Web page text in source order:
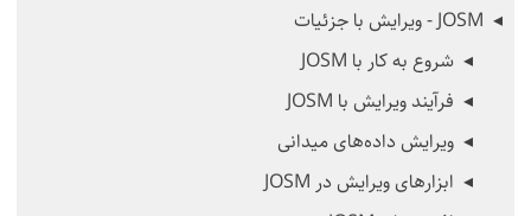
JOSM - ویرایش با جزئیات
شروع به کار با JOSM
فرآیند ویرایش با JOSM
ویرایش داده‌های میدانی
ابزارهای ویرایش در JOSM